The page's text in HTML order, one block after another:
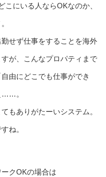
にいる人ならOKなのか、
せず仕事をすることを海外
が、こんなプロパティまで
由にどこでも仕事ができ
……。
もありがたーいシステム。
ね。
クOKの場合は